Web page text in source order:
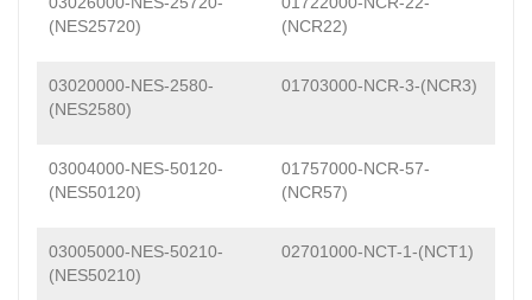
(NES25720)
(NCR22)
03020000-NES-2580-
(NES2580)
01703000-NCR-3-(NCR3)
03004000-NES-50120-
(NES50120)
01757000-NCR-57-
(NCR57)
03005000-NES-50210-
(NES50210)
02701000-NCT-1-(NCT1)